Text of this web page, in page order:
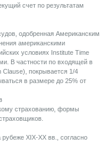
счет по результатам
одобренная Американским
американскими
условиях Institute Time
В частности по входящей в
Clause), покрывается 1/4
в размере до 25% от
страхованию, формы
XIX-XX вв., согласно